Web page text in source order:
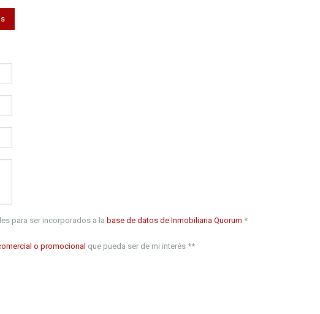
para ser incorporados a la base de datos de Inmobiliaria Quorum *
o promocional que pueda ser de mi interés **